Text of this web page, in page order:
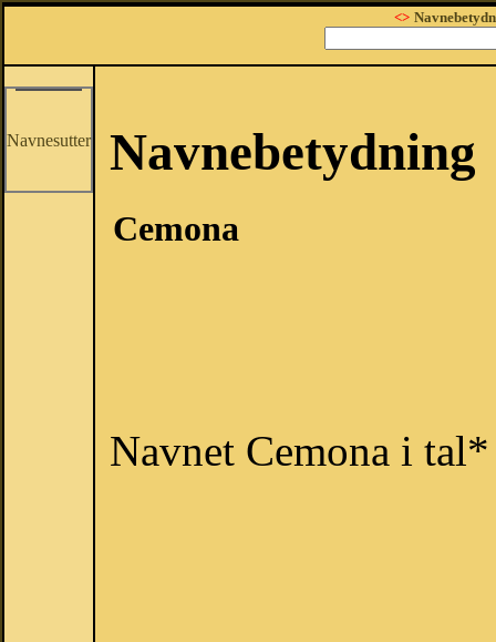
<>
Navnesutter Navnebetydning
Cemona
Navnet Cemona i tal*